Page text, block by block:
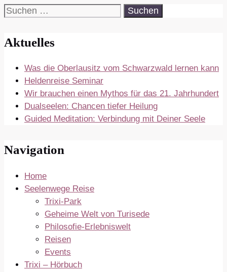
Suchen
Aktuelles
Was die Oberlausitz vom Schwarzwald lernen kann
Heldenreise Seminar
Wir brauchen einen Mythos für das 21. Jahrhundert
Dualseelen: Chancen tiefer Heilung
Guided Meditation: Verbindung mit Deiner Seele
Navigation
Home
Seelenwege Reise
Trixi-Park
Geheime Welt von Turisede
Philosofie-Erlebniswelt
Reisen
Events
Trixi – Hörbuch